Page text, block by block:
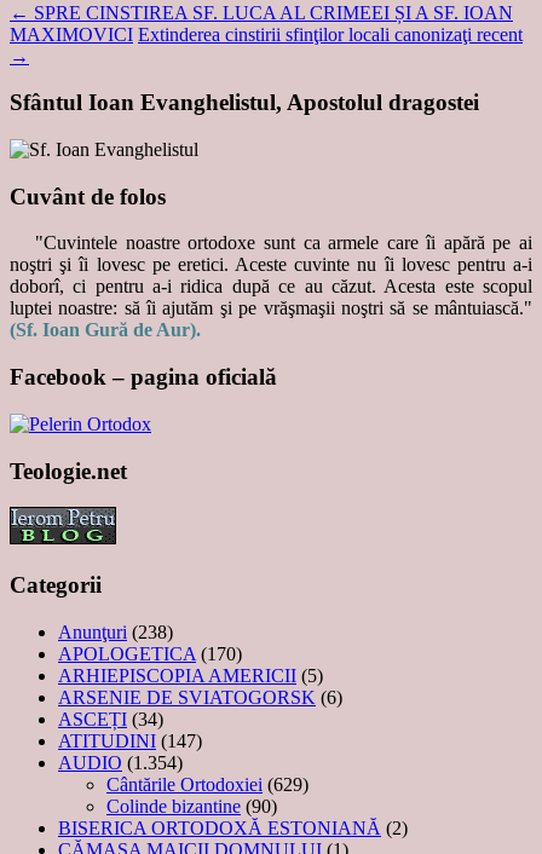
← SPRE CINSTIREA SF. LUCA AL CRIMEEI ȘI A SF. IOAN
MAXIMOVICI Extinderea cinstirii sfinţilor locali canonizaţi recent
→
Sfântul Ioan Evanghelistul, Apostolul dragostei
Cuvânt de folos
"Cuvintele noastre ortodoxe sunt ca armele care îi apără pe ai
noştri şi îi lovesc pe eretici. Aceste cuvinte nu îi lovesc pentru a-i
doborî, ci pentru a-i ridica după ce au căzut. Acesta este scopul
luptei noastre: să îi ajutăm şi pe vrăşmaşii noştri să se mântuiască."
(Sf. Ioan Gură de Aur).
Facebook – pagina oficială
Teologie.net
Categorii
Anunţuri (238)
APOLOGETICA (170)
ARHIEPISCOPIA AMERICII (5)
ARSENIE DE SVIATOGORSK (6)
ASCEȚI (34)
ATITUDINI (147)
AUDIO (1.354)
Cântările Ortodoxiei (629)
Colinde bizantine (90)
BISERICA ORTODOXĂ ESTONIANĂ (2)
CĂMAȘA MAICII DOMNULUI (1)